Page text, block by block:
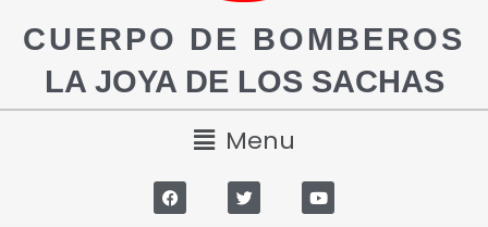
CUERPO DE BOMBEROS
LA JOYA DE LOS SACHAS
Menu